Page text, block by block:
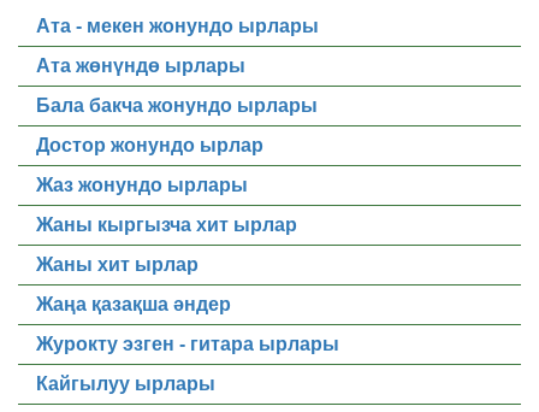
Ата - мекен жонундо ырлары
Ата жөнүндө ырлары
Бала бакча жонундо ырлары
Достор жонундо ырлар
Жаз жонундо ырлары
Жаны кыргызча хит ырлар
Жаны хит ырлар
Жаңа қазақша әндер
Журокту эзген - гитара ырлары
Кайгылуу ырлары